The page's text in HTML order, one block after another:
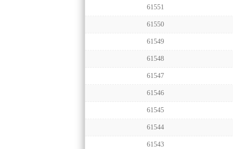
61551
61550
61549
61548
61547
61546
61545
61544
61543